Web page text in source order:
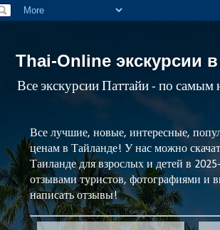
Thai-Online экскурсии
Все экскурсии Паттайи - по самым
Все лучшие, новые, интересные,
ценам в Тайланде! У нас можно
Таиланде для взрослых и детей в
отзывами туристов, фотографиями и
написать отзывы!